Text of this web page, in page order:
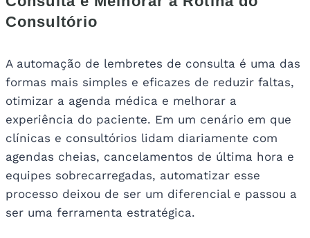
Consultório
A automação de lembretes de consulta é uma das
formas mais simples e eficazes de reduzir faltas,
otimizar a agenda médica e melhorar a
experiência do paciente. Em um cenário em que
clínicas e consultórios lidam diariamente com
agendas cheias, cancelamentos de última hora e
equipes sobrecarregadas, automatizar esse
processo deixou de ser um diferencial e passou a
ser uma ferramenta estratégica.